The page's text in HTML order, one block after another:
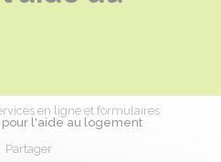
en ligne et formulaires
l'aide au logement
Partager